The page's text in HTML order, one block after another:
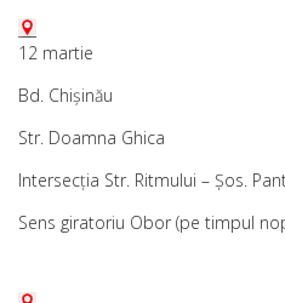
12 martie
Bd. Chișinău
Str. Doamna Ghica
Intersecția Str. Ritmului – Șos.
Sens giratoriu Obor (pe timpul